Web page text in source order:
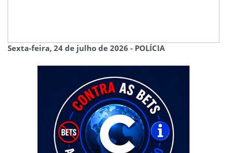
Sexta-feira, 24 de julho de 2026 - POLÍCIA